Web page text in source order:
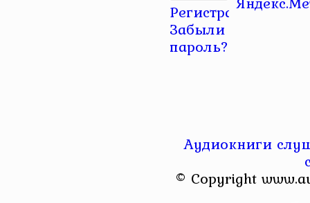
Регистрация |
Забыли
пароль?
Аудиокниги
© Copyright